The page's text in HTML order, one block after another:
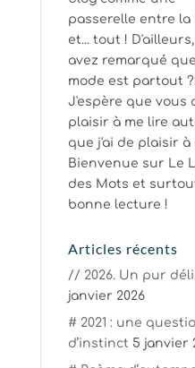
passerelle entre la
et... tout !
avez remarqué
mode est partout
J'espère que vous
plaisir à me lire
que j'ai de plaisir à
Bienvenue sur Le
des Mots et
bonne lecture !
Articles récents
// 2026. Un pur
janvier 2026
# 2021 : une
d’instinct 5 janvier